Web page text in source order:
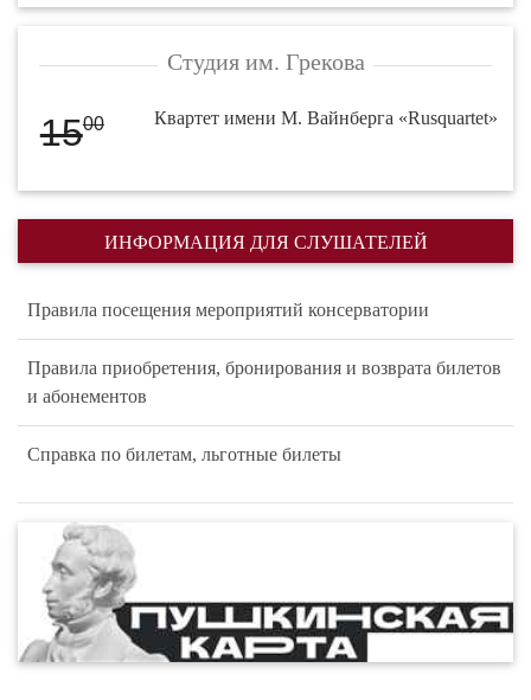
Студия им. Грекова
1500 Квартет имени М. Вайнберга «Rusquartet»
ИНФОРМАЦИЯ ДЛЯ СЛУШАТЕЛЕЙ
Правила посещения мероприятий консерватории
Правила приобретения, бронирования и возврата билетов
и абонементов
Справка по билетам, льготные билеты